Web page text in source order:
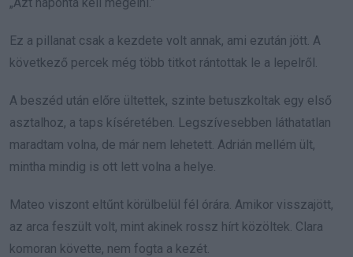
Ez a pillanat csak a kezdete volt annak, ami ezután jött. A
következő percek még több titkot rántottak le a lepelről.
A beszéd után előre ültettek, szinte betuszkoltak egy első
asztalhoz, a taps kíséretében. Legszívesebben láthatatlan
maradtam volna, de már nem lehetett. Adrián mellém ült,
mintha mindig is ott lett volna a helye.
Mateo viszont eltűnt körülbelül fél órára. Amikor visszajött,
az arca feszült volt, mint akinek rossz hírt közöltek. Clara
komoran követte, nem fogta a kezét.